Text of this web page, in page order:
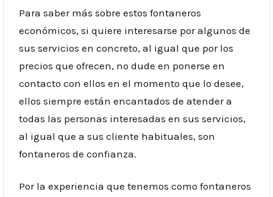
Para saber más sobre estos fontaneros
económicos, si quiere interesarse por algunos de
sus servicios en concreto, al igual que por los
precios que ofrecen, no dude en ponerse en
contacto con ellos en el momento que lo desee,
ellos siempre están encantados de atender a
todas las personas interesadas en sus servicios,
al igual que a sus cliente habituales, son
fontaneros de confianza.
Por la experiencia que tenemos como fontaneros